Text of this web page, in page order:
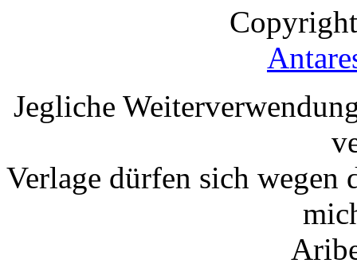
Jegliche
Verlage dürfen sich wegen